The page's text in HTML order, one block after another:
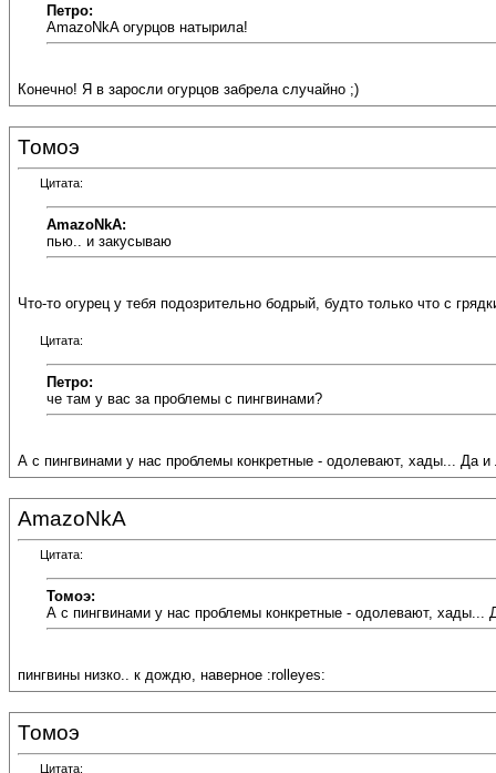
Петро:
AmazoNkA огурцов натырила!
Конечно! Я в заросли огурцов забрела случайно ;)
Томоэ
Цитата:
AmazoNkA:
пью.. и закусываю
Что-то огурец у тебя подозрительно бодрый, будто только что с
Цитата:
Петро:
че там у вас за проблемы с пингвинами?
А с пингвинами у нас проблемы конкретные - одолевают, хады... Да и
AmazoNkA
Цитата:
Томоэ:
А с пингвинами у нас проблемы конкретные - одолевают, хады...
пингвины низко.. к дождю, наверное :rolleyes:
Томоэ
Цитата: